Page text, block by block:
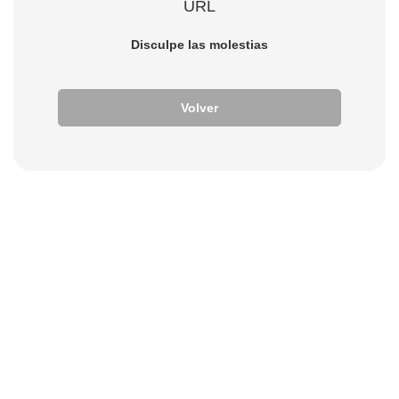
URL
Disculpe las molestias
Volver